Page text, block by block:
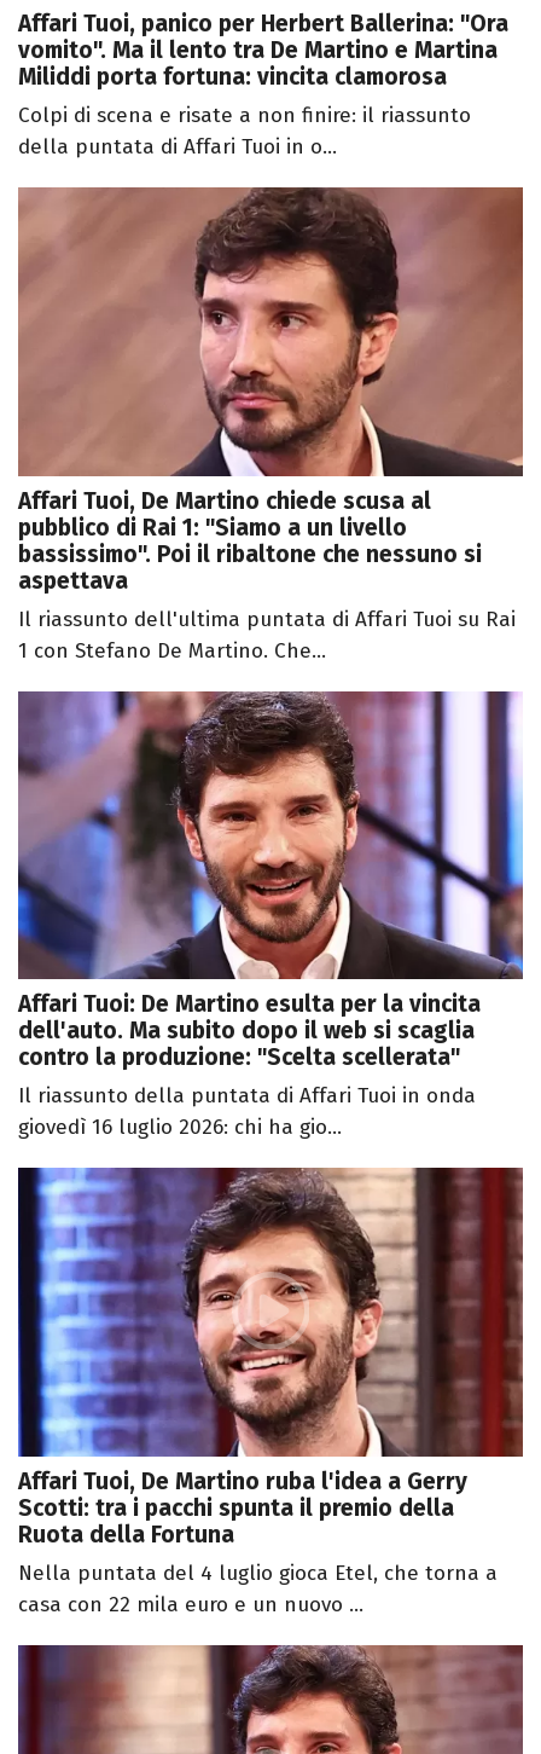
Affari Tuoi, panico per Herbert Ballerina: "Ora
vomito". Ma il lento tra De Martino e Martina
Miliddi porta fortuna: vincita clamorosa
Colpi di scena e risate a non finire: il riassunto
della puntata di Affari Tuoi in o...
Affari Tuoi, De Martino chiede scusa al
pubblico di Rai 1: "Siamo a un livello
bassissimo". Poi il ribaltone che nessuno si
aspettava
Il riassunto dell'ultima puntata di Affari Tuoi su Rai
1 con Stefano De Martino. Che...
Affari Tuoi: De Martino esulta per la vincita
dell'auto. Ma subito dopo il web si scaglia
contro la produzione: "Scelta scellerata"
Il riassunto della puntata di Affari Tuoi in onda
giovedì 16 luglio 2026: chi ha gio...
Affari Tuoi, De Martino ruba l'idea a Gerry
Scotti: tra i pacchi spunta il premio della
Ruota della Fortuna
Nella puntata del 4 luglio gioca Etel, che torna a
casa con 22 mila euro e un nuovo ...